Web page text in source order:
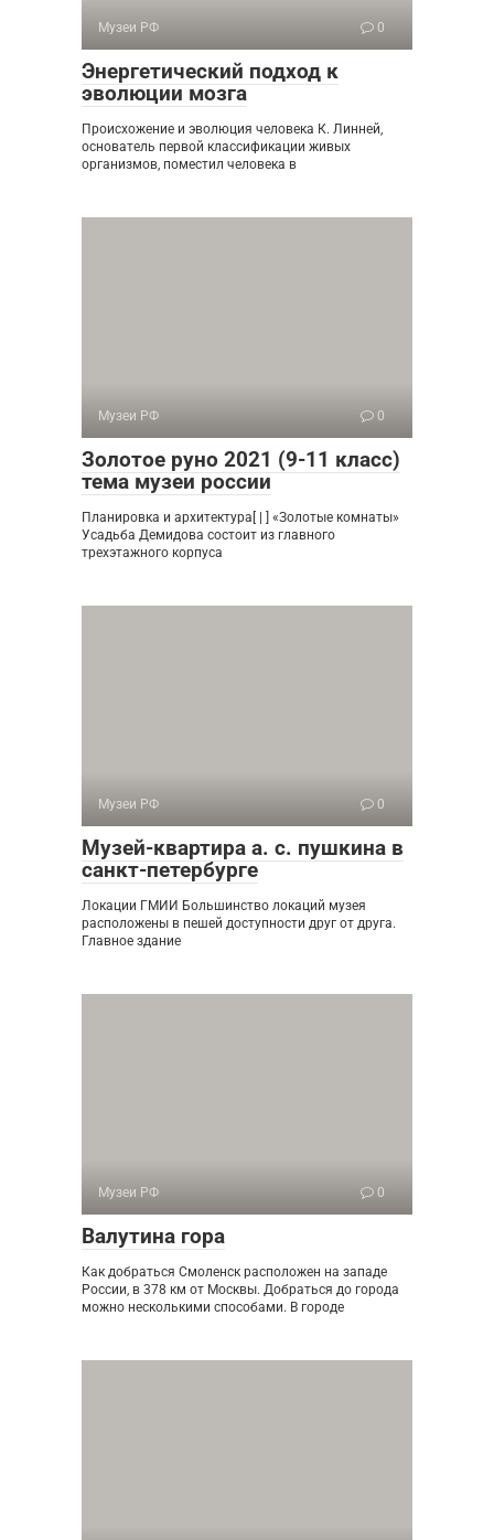
Музеи РФ 0
Энергетический подход к
эволюции мозга
Происхожение и эволюция человека К. Линней,
основатель первой классификации живых
организмов, поместил человека в
Музеи РФ 0
Золотое руно 2021 (9-11 класс)
тема музеи россии
Планировка и архитектура[ | ] «Золотые комнаты»
Усадьба Демидова состоит из главного
трехэтажного корпуса
Музеи РФ 0
Музей-квартира а. с. пушкина в
санкт-петербурге
Локации ГМИИ Большинство локаций музея
расположены в пешей доступности друг от друга.
Главное здание
Музеи РФ 0
Валутина гора
Как добраться Смоленск расположен на западе
России, в 378 км от Москвы. Добраться до города
можно несколькими способами. В городе